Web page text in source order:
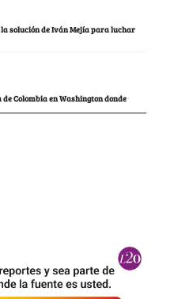
solución de Iván Mejía para luchar
Colombia en Washington donde